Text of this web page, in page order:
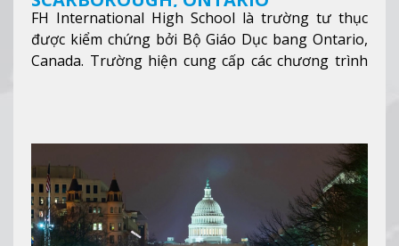
FH International High School là trường tư thục
được kiểm chứng bởi Bộ Giáo Dục bang Ontario,
Canada. Trường hiện cung cấp các chương trình
nhanh chóng môi trường học tại Canada.Xem
thêm